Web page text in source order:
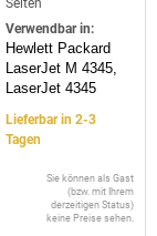
Seiten
Verwendbar in:
Hewlett Packard
LaserJet M 4345,
LaserJet 4345
Lieferbar in 2-3
Tagen
Sie können als Gast
(bzw. mit Ihrem
derzeitigen Status)
keine Preise sehen.